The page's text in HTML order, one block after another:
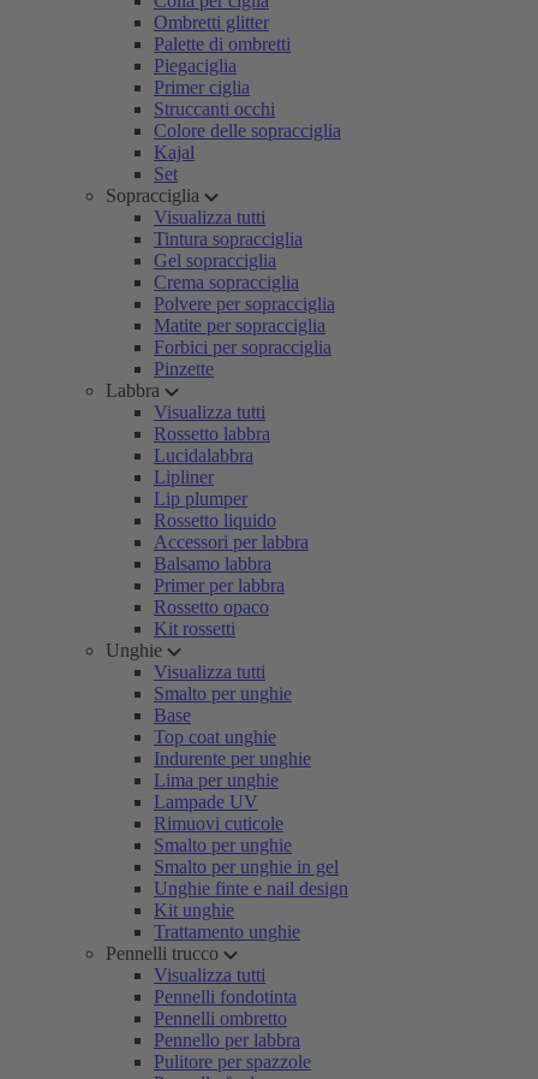
Ombretti glitter
Palette di ombretti
Piegaciglia
Primer ciglia
Struccanti occhi
Colore delle sopracciglia
Kajal
Set
Sopracciglia
Visualizza tutti
Tintura sopracciglia
Gel sopracciglia
Crema sopracciglia
Polvere per sopracciglia
Matite per sopracciglia
Forbici per sopracciglia
Pinzette
Labbra
Visualizza tutti
Rossetto labbra
Lucidalabbra
Lipliner
Lip plumper
Rossetto liquido
Accessori per labbra
Balsamo labbra
Primer per labbra
Rossetto opaco
Kit rossetti
Unghie
Visualizza tutti
Smalto per unghie
Base
Top coat unghie
Indurente per unghie
Lima per unghie
Lampade UV
Rimuovi cuticole
Smalto per unghie
Smalto per unghie in gel
Unghie finte e nail design
Kit unghie
Trattamento unghie
Pennelli trucco
Visualizza tutti
Pennelli fondotinta
Pennelli ombretto
Pennello per labbra
Pulitore per spazzole